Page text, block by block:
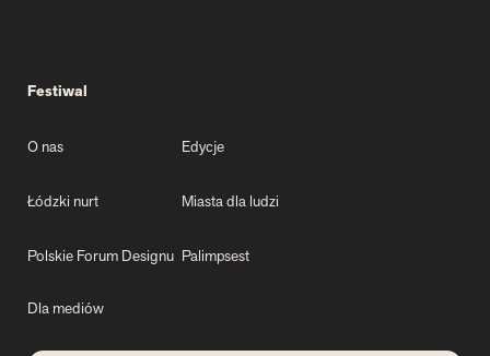
Festiwal
O nas Edycje
Łódzki nurt Miasta dla ludzi
Polskie Forum Designu Palimpsest
Dla mediów